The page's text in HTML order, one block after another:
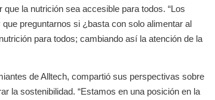
la nutrición sea accesible para todos. “Los
preguntarnos si ¿basta con solo alimentar al
para todos; cambiando así la atención de la
de Alltech, compartió sus perspectivas sobre
la sostenibilidad. “Estamos en una posición en la